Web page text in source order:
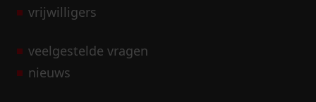
vrijwilligers
veelgestelde vragen
nieuws